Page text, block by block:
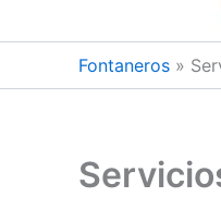
Fontaneros »